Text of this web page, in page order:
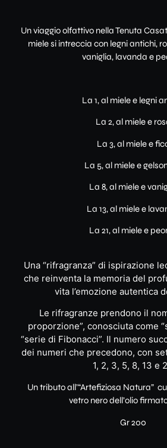
Un viaggio olfattivo nella Tenuta
miele si intreccia con legni antichi,
vaniglia, lavanda e
La 1, al miele e legni
La 2, al miele e
La 3, al miele e
La 5, al miele e
La 8, al miele e
La 13, al miele e
La 21, al miele e
Una “rifragranza” di ispirazione
che reinventa la memoria del
vita l’emozione autentica
Le rifragranze prendono il
proporzione”, conosciuta come
“serie di Fibonacci”. Il numero
dei numeri che precedono, con
1, 2, 3, 5, 8, 13 e
Un tributo all’“Artefiziosa Natura”
vetro nero dell’olio
Gr 200